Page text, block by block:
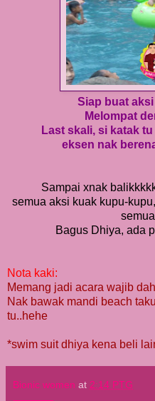
Siap buat
Melompat
Last skali, si katak
eksen nak
Sampai xnak
semua aksi kuak kupu-
Bagus Dhiya, ada
Nota kaki:
Memang jadi acara wajib
Nak bawak mandi beach
tu..hehe
*swim suit dhiya kena beli
Bionic women at 2:14 PTG